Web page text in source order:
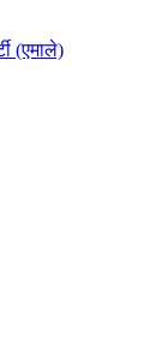
(एमाले)